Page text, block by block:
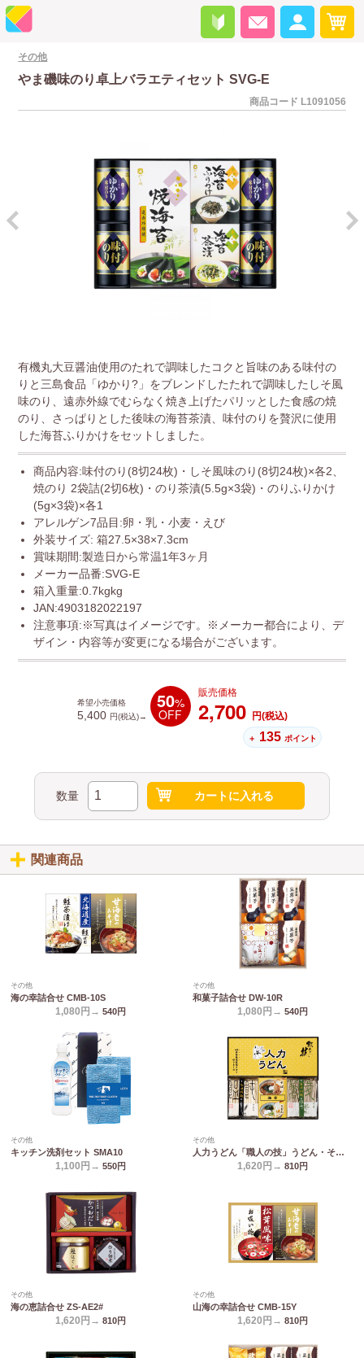
その他
やま磯味のり卓上バラエティセット SVG-E
商品コード L1091056
有機丸大豆醤油使用のたれで調味したコクと旨味のある味付の
りと三島食品「ゆかり?」をブレンドしたたれで調味したしそ風
味のり、遠赤外線でむらなく焼き上げたパリッとした食感の焼
のり、さっぱりとした後味の海苔茶漬、味付のりを贅沢に使用
した海苔ふりかけをセットしました。
商品内容:味付のり(8切24枚)・しそ風味のり(8切24枚)×各2、
焼のり 2袋詰(2切6枚)・のり茶漬(5.5g×3袋)・のりふりかけ
(5g×3袋)×各1
アレルゲン7品目:卵・乳・小麦・えび
外装サイズ: 箱27.5×38×7.3cm
賞味期間:製造日から常温1年3ヶ月
メーカー品番:SVG-E
箱入重量:0.7kgkg
JAN:4903182022197
注意事項:※写真はイメージです。※メーカー都合により、デ
ザイン・内容等が変更になる場合がございます。
希望小売価格
5,400 円(税込)→
50%
OFF
販売価格
2,700 円(税込)
＋ 135 ポイント
数量 カートに入れる
関連商品
その他
海の幸詰合せ CMB-10S
1,080円→ 540円
その他
和菓子詰合せ DW-10R
1,080円→ 540円
その他
キッチン洗剤セット SMA10
1,100円→ 550円
その他
人力うどん「職人の技」うどん・そばセット JUS-AE
1,620円→ 810円
その他
海の恵詰合せ ZS-AE2#
1,620円→ 810円
その他
山海の幸詰合せ CMB-15Y
1,620円→ 810円